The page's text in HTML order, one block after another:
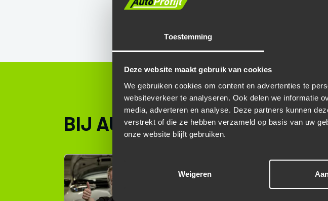
Toestemming
Deze website maakt gebruik van cookies
We gebruiken cookies om content en advertenties te
websiteverkeer te analyseren. Ook delen we informatie
media, adverteren en analyse. Deze partners kunnen
verstrekt of die ze hebben verzameld op basis van uw
onze website blijft gebruiken.
Weigeren
BIJ AUTOBEDRIJF W. VAN